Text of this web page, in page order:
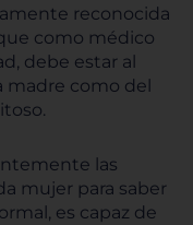
reconocida
como médico
debe estar al
como del
las
mujer para saber
es capaz de